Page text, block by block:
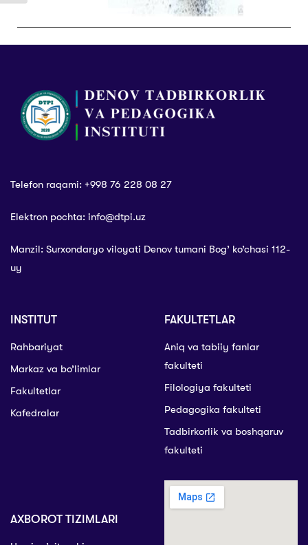
Telefon raqami: +998 76 228 08 27
Elektron pochta: info@dtpi.uz
Manzil: Surxondaryo viloyati Denov tumani Bog’ ko’chasi 112-
uy
INSTITUT
Rahbariyat
Markaz va bo’limlar
Fakultetlar
Kafedralar
FAKULTETLAR
Aniq va tabiiy fanlar
fakulteti
Filologiya fakulteti
Pedagogika fakulteti
Tadbirkorlik va boshqaruv
fakulteti
AXBOROT TIZIMLARI